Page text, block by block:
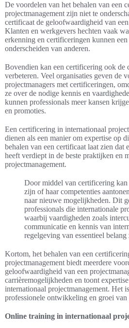
De voordelen van het behalen van een
projectmanagement zijn niet te
certificaat de geloofwaardigheid van
Klanten en werkgevers hechten vaak
erkenning en certificeringen kunnen
onderscheiden van anderen.
Bovendien kan een certificering ook de
verbeteren. Veel organisaties geven de
projectmanagers met certificeringen,
ze over de nodige kennis en
kunnen professionals meer kansen
en promoties.
Een certificering in internationaal
dienen als een manier om expertise op
behalen van een certificaat laat zien dat
heeft verdiept in de beste praktijken en
projectmanagement.
Door middel van certificering kan
zijn of haar competenties
naar nieuwe mogelijkheden. Dit
professionals die internationale
waarbij vaardigheden zoals
communicatie en kennis van
regelgeving van essentieel belang
Kortom, het behalen van een
projectmanagement biedt meerdere
geloofwaardigheid van een
carrièremogelijkheden en toont
internationaal projectmanagement. Het
professionele ontwikkeling en groei van
Online training in internationaal